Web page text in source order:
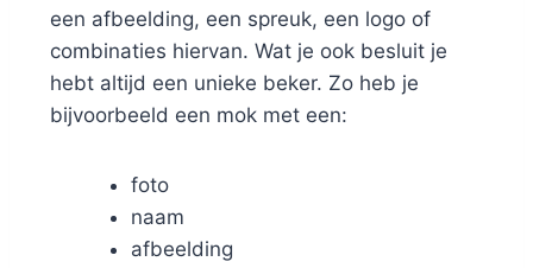
een afbeelding, een spreuk, een logo of
combinaties hiervan. Wat je ook besluit je
hebt altijd een unieke beker. Zo heb je
bijvoorbeeld een mok met een:
foto
naam
afbeelding